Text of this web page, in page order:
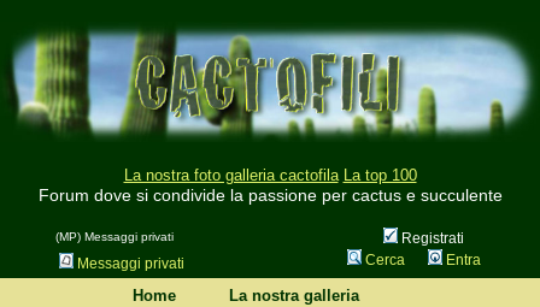
La nostra foto galleria cactofila La top 100
Forum dove si condivide la passione per cactus e succulente
(MP) Messaggi privati
Registrati
Messaggi privati
Cerca Entra
Home La nostra galleria